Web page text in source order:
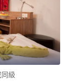
級